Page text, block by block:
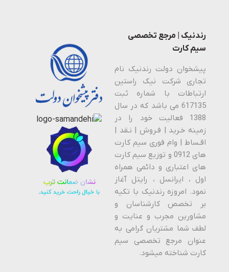
رندنیک | مرجع تخصصی
سیم کارت
پیشخوان دولت رندنیک نام
تجاری شرکت نیک راستین
ارتباطات با شماره ثبت
617135 می باشد که در سال
1388 فعالیت خود را در
زمینه خـرید | فـروش | نـقد |
اقـساط | وام فوری سیم کارت
های 0912 و توزیع سیم کارت
های اعتباری و دائمی همراه
اول ، ایرانسل ، رایتل آغاز
نمود. امروزه رندنیک با تکیه
بر تخصص کارشناسان و
مشاورین مجرب و عنایت و
لطف شما مشتریان گرامی به
عنوان مرجع تخصصی سیم
کارت شناخته میشود.